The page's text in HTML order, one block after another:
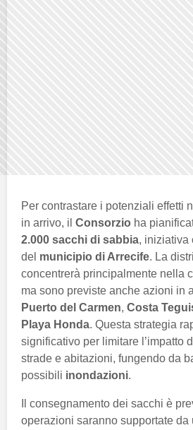
Per contrastare i potenziali effetti
in arrivo, il Consorzio ha
2.000 sacchi di sabbia, iniziativa
del municipio di Arrecife. La
concentrerà principalmente nella
ma sono previste anche azioni in
Puerto del Carmen, Costa
Playa Honda. Questa strategia
significativo per limitare l’impatto
strade e abitazioni, fungendo da
possibili inondazioni.
Il consegnamento dei sacchi è
operazioni saranno supportate da